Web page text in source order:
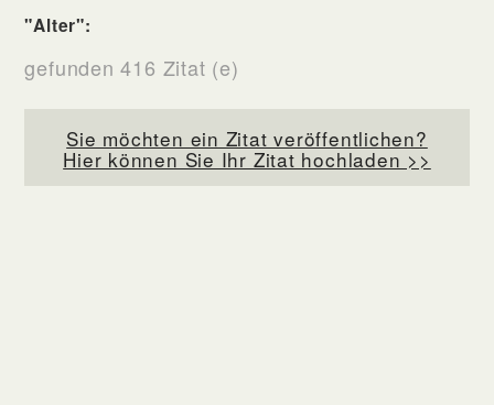
"Alter":
gefunden 416 Zitat (e)
Sie möchten ein Zitat veröffentlichen?
Hier können Sie Ihr Zitat hochladen >>